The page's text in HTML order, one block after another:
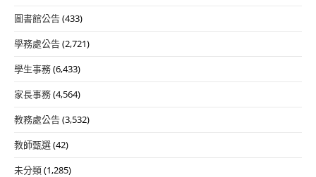
圖書館公告(433)
學務處公告(2,721)
學生事務(6,433)
家長事務(4,564)
教務處公告(3,532)
教師甄選(42)
未分類(1,285)